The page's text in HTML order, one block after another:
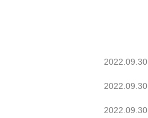
2022.09.30
2022.09.30
2022.09.30